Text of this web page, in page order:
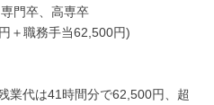
門卒、高専卒
＋職務手当62,500円)
業代は41時間分で62,500円、超